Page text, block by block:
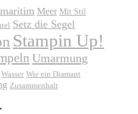
maritim Meer Mit Stil
Setz die Segel
Stampin Up!
Umarmung
Wasser Wie ein Diamant
Zusammenhalt